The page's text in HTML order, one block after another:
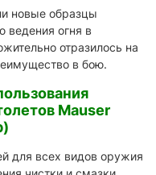
новые образцы
ведения огня в
отразилось на
в бою.
Mauser
для всех видов оружия